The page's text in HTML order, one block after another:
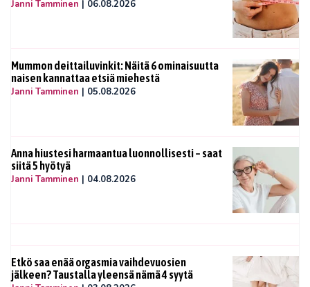
Janni Tamminen | 06.08.2026
Mummon deittailuvinkit: Näitä 6 ominaisuutta
naisen kannattaa etsiä miehestä
Janni Tamminen | 05.08.2026
Anna hiustesi harmaantua luonnollisesti – saat
siitä 5 hyötyä
Janni Tamminen | 04.08.2026
Etkö saa enää orgasmia vaihdevuosien
jälkeen? Taustalla yleensä nämä 4 syytä